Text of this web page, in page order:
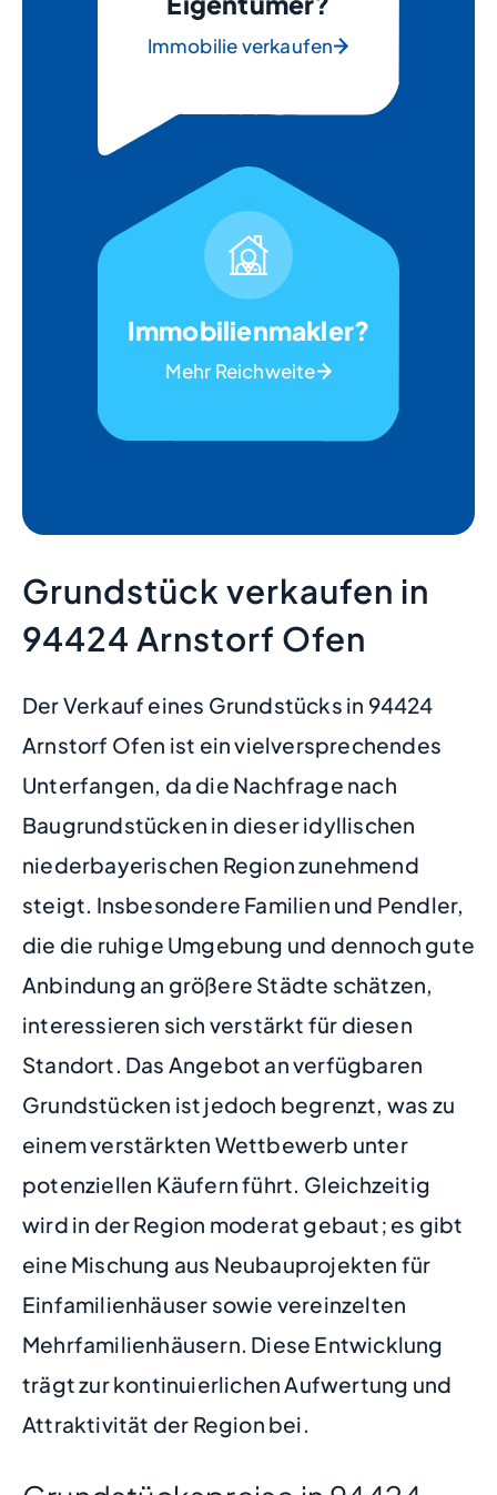
Immobilie verkaufen
Immobilienmakler?
Mehr Reichweite
Grundstück verkaufen in
94424 Arnstorf Ofen
Der Verkauf eines Grundstücks in 94424
Arnstorf Ofen ist ein vielversprechendes
Unterfangen, da die Nachfrage nach
Baugrundstücken in dieser idyllischen
niederbayerischen Region zunehmend
steigt. Insbesondere Familien und Pendler,
die die ruhige Umgebung und dennoch gute
Anbindung an größere Städte schätzen,
interessieren sich verstärkt für diesen
Standort. Das Angebot an verfügbaren
Grundstücken ist jedoch begrenzt, was zu
einem verstärkten Wettbewerb unter
potenziellen Käufern führt. Gleichzeitig
wird in der Region moderat gebaut; es gibt
eine Mischung aus Neubauprojekten für
Einfamilienhäuser sowie vereinzelten
Mehrfamilienhäusern. Diese Entwicklung
trägt zur kontinuierlichen Aufwertung und
Attraktivität der Region bei.